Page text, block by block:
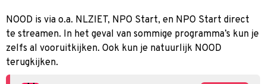
NOOD is via o.a. NLZIET, NPO Start, en NPO Start direct
te streamen. In het geval van sommige programma’s kun je
zelfs al vooruitkijken. Ook kun je natuurlijk NOOD
terugkijken.